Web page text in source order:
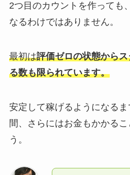
2つ目のカウントを作っても
なるわけではありません。
最初は評価ゼロの状態から
る数も限られています。
安定して稼げるようになる
間、さらにはお金もかかる
う。